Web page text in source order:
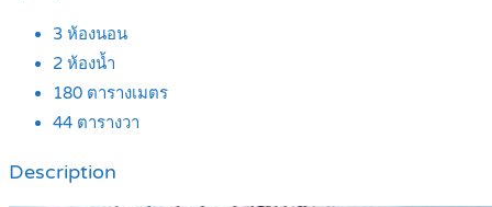
3 ห้องนอน
2 ห้องน้ำ
180 ตารางเมตร
44 ตารางวา
Description